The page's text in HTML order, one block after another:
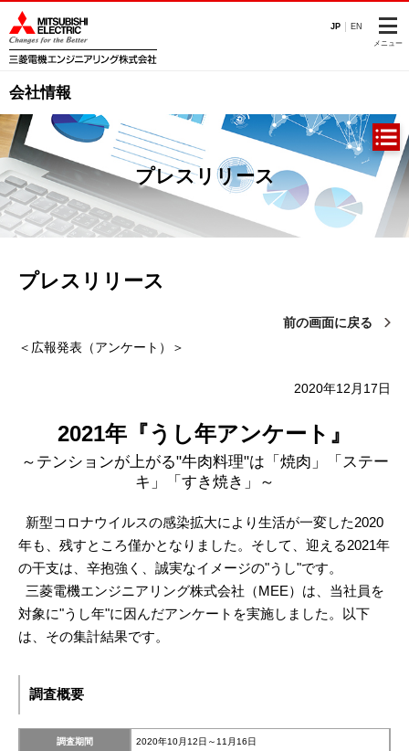
JP EN
メニュー
会社情報
プレスリリース
プレスリリース
前の画面に戻る
＜広報発表（アンケート）＞
2020年12月17日
2021年『うし年アンケート』
～テンションが上がる"牛肉料理"は「焼肉」「ステー
キ」「すき焼き」～
新型コロナウイルスの感染拡大により生活が一変した2020
年も、残すところ僅かとなりました。そして、迎える2021年
の干支は、辛抱強く、誠実なイメージの"うし"です。
三菱電機エンジニアリング株式会社（MEE）は、当社員を
対象に"うし年"に因んだアンケートを実施しました。以下
は、その集計結果です。
調査概要
調査期間 2020年10月12日～11月16日